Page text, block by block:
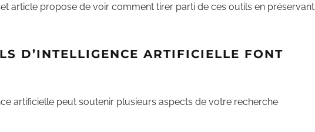
article propose de voir comment tirer parti de ces outils en préservant
D’INTELLIGENCE ARTIFICIELLE FONT
artificielle peut soutenir plusieurs aspects de votre recherche